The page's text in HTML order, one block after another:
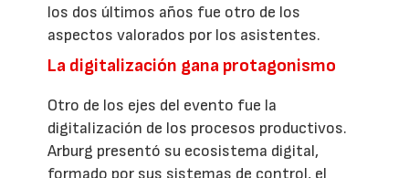
los dos últimos años fue otro de los
aspectos valorados por los asistentes.
La digitalización gana protagonismo
Otro de los ejes del evento fue la
digitalización de los procesos productivos.
Arburg presentó su ecosistema digital,
formado por sus sistemas de control, el